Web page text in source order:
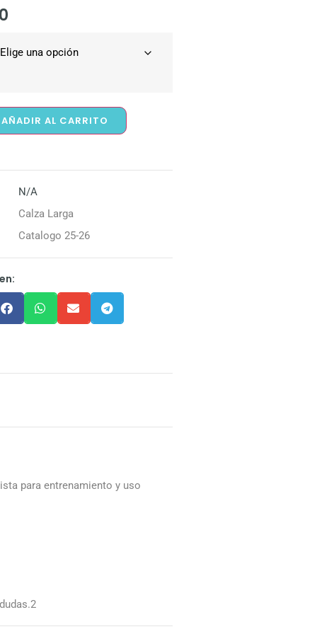
AÑADIR AL CARRITO
N/A
Calza Larga
Catalogo 25-26
para entrenamiento y uso